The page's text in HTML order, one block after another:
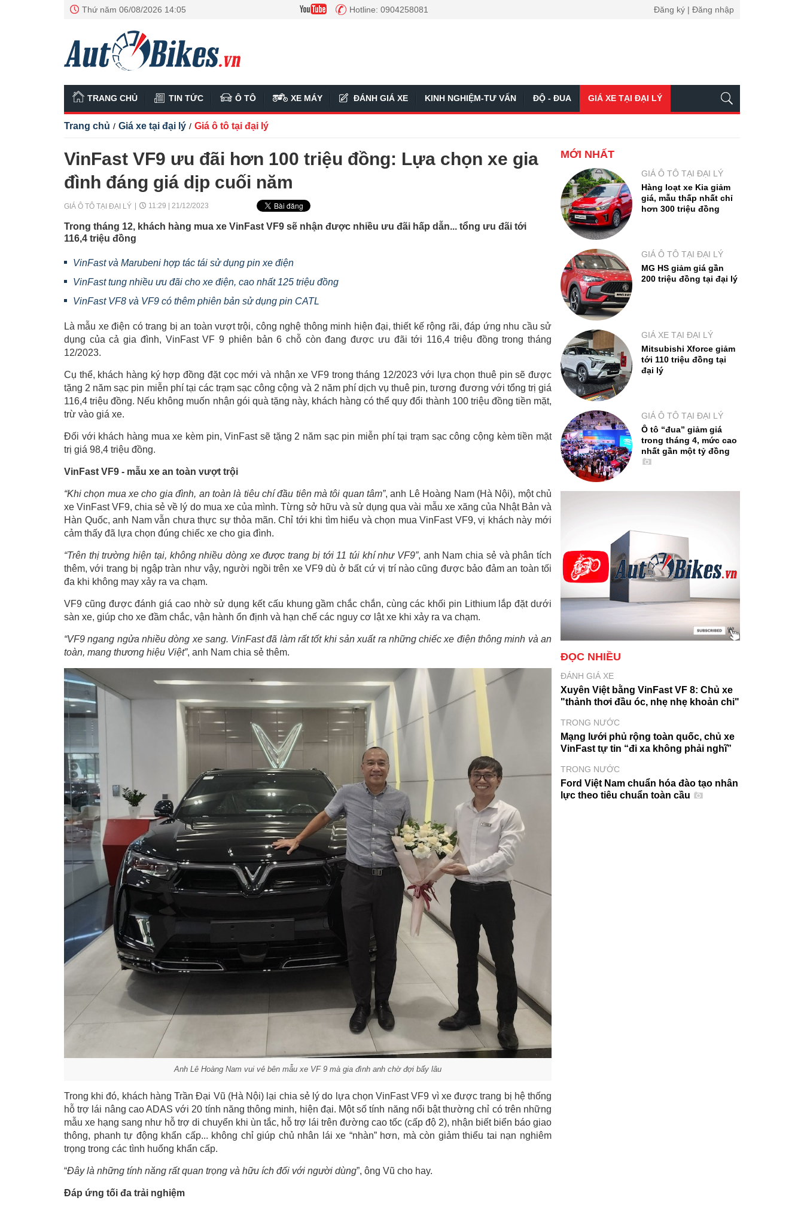
Thứ năm 06/08/2026 14:05 Hotline: 0904258081 Đăng ký | Đăng nhập
TRANG CHỦ TIN TỨC Ô TÔ XE MÁY ĐÁNH GIÁ XE KINH NGHIỆM-TƯ VẤN ĐỘ - ĐUA GIÁ XE TẠI ĐẠI LÝ
Trang chủ / Giá xe tại đại lý / Giá ô tô tại đại lý
VinFast VF9 ưu đãi hơn 100 triệu đồng: Lựa chọn xe gia
đình đáng giá dịp cuối năm
GIÁ Ô TÔ TẠI ĐẠI LÝ 11:29 | 21/12/2023
Trong tháng 12, khách hàng mua xe VinFast VF9 sẽ nhận được nhiều ưu đãi hấp dẫn... tổng ưu đãi tới
116,4 triệu đồng
VinFast và Marubeni hợp tác tái sử dụng pin xe điện
VinFast tung nhiều ưu đãi cho xe điện, cao nhất 125 triệu đồng
VinFast VF8 và VF9 có thêm phiên bản sử dụng pin CATL
Là mẫu xe điện có trang bị an toàn vượt trội, công nghệ thông minh hiện đại, thiết kế rộng rãi, đáp ứng nhu cầu sử
dụng của cả gia đình, VinFast VF 9 phiên bản 6 chỗ còn đang được ưu đãi tới 116,4 triệu đồng trong tháng
12/2023.
Cụ thể, khách hàng ký hợp đồng đặt cọc mới và nhận xe VF9 trong tháng 12/2023 với lựa chọn thuê pin sẽ được
tặng 2 năm sạc pin miễn phí tại các trạm sạc công cộng và 2 năm phí dịch vụ thuê pin, tương đương với tổng trị giá
116,4 triệu đồng. Nếu không muốn nhận gói quà tặng này, khách hàng có thể quy đổi thành 100 triệu đồng tiền mặt,
trừ vào giá xe.
Đối với khách hàng mua xe kèm pin, VinFast sẽ tặng 2 năm sạc pin miễn phí tại trạm sạc công cộng kèm tiền mặt
trị giá 98,4 triệu đồng.
VinFast VF9 - mẫu xe an toàn vượt trội
“Khi chọn mua xe cho gia đình, an toàn là tiêu chí đầu tiên mà tôi quan tâm”, anh Lê Hoàng Nam (Hà Nội), một chủ
xe VinFast VF9, chia sẻ về lý do mua xe của mình. Từng sở hữu và sử dụng qua vài mẫu xe xăng của Nhật Bản và
Hàn Quốc, anh Nam vẫn chưa thực sự thỏa mãn. Chỉ tới khi tìm hiểu và chọn mua VinFast VF9, vị khách này mới
cảm thấy đã lựa chọn đúng chiếc xe cho gia đình.
“Trên thị trường hiện tại, không nhiều dòng xe được trang bị tới 11 túi khí như VF9”, anh Nam chia sẻ và phân tích
thêm, với trang bị ngập tràn như vậy, người ngồi trên xe VF9 dù ở bất cứ vị trí nào cũng được bảo đảm an toàn tối
đa khi không may xảy ra va chạm.
VF9 cũng được đánh giá cao nhờ sử dụng kết cấu khung gầm chắc chắn, cùng các khối pin Lithium lắp đặt dưới
sàn xe, giúp cho xe đầm chắc, vận hành ổn định và hạn chế các nguy cơ lật xe khi xảy ra va chạm.
“VF9 ngang ngửa nhiều dòng xe sang. VinFast đã làm rất tốt khi sản xuất ra những chiếc xe điện thông minh và an
toàn, mang thương hiệu Việt”, anh Nam chia sẻ thêm.
Anh Lê Hoàng Nam vui vẻ bên mẫu xe VF 9 mà gia đình anh chờ đợi bấy lâu
Trong khi đó, khách hàng Trần Đại Vũ (Hà Nội) lại chia sẻ lý do lựa chọn VinFast VF9 vì xe được trang bị hệ thống
hỗ trợ lái nâng cao ADAS với 20 tính năng thông minh, hiện đại. Một số tính năng nổi bật thường chỉ có trên những
mẫu xe hạng sang như hỗ trợ di chuyển khi ùn tắc, hỗ trợ lái trên đường cao tốc (cấp độ 2), nhận biết biển báo giao
thông, phanh tự động khẩn cấp... không chỉ giúp chủ nhân lái xe “nhàn” hơn, mà còn giảm thiểu tai nạn nghiêm
trọng trong các tình huống khẩn cấp.
“Đây là những tính năng rất quan trọng và hữu ích đối với người dùng”, ông Vũ cho hay.
Đáp ứng tối đa trải nghiệm
MỚI NHẤT
GIÁ Ô TÔ TẠI ĐẠI LÝ
Hàng loạt xe Kia giảm
giá, mẫu thấp nhất chỉ
hơn 300 triệu đồng
GIÁ Ô TÔ TẠI ĐẠI LÝ
MG HS giảm giá gần
200 triệu đồng tại đại lý
GIÁ XE TẠI ĐẠI LÝ
Mitsubishi Xforce giảm
tới 110 triệu đồng tại
đại lý
GIÁ Ô TÔ TẠI ĐẠI LÝ
Ô tô “đua” giảm giá
trong tháng 4, mức cao
nhất gần một tỷ đồng
ĐỌC NHIỀU
ĐÁNH GIÁ XE
Xuyên Việt bằng VinFast VF 8: Chủ xe
"thảnh thơi đầu óc, nhẹ nhẹ khoản chi"
TRONG NƯỚC
Mạng lưới phủ rộng toàn quốc, chủ xe
VinFast tự tin “đi xa không phải nghĩ”
TRONG NƯỚC
Ford Việt Nam chuẩn hóa đào tạo nhân
lực theo tiêu chuẩn toàn cầu